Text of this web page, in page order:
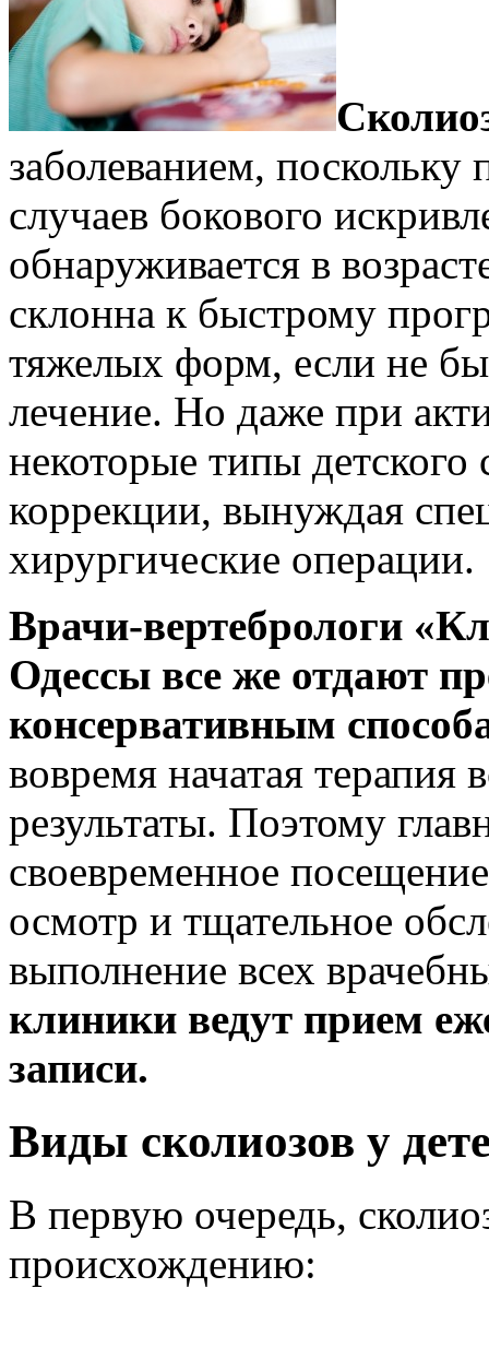
заболеванием,
случаев бокового
обнаруживается в
склонна к быстрому
тяжелых форм, если не
лечение. Но даже при
некоторые типы детского
коррекции, вынуждая
хирургические операции.
Врачи-вертебрологи
Одессы все же отдают
консервативным
вовремя начатая терапия
результаты. Поэтому
своевременное
осмотр и тщательное
выполнение всех
клиники ведут прием
записи.
Виды сколиозов у
В первую очередь,
происхождению: